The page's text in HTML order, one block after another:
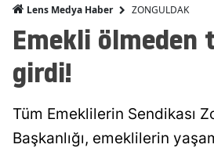
Lens Medya Haber ZONGULDAK
Emekli ölmeden
girdi!
Tüm Emeklilerin Sendikası
Başkanlığı, emeklilerin